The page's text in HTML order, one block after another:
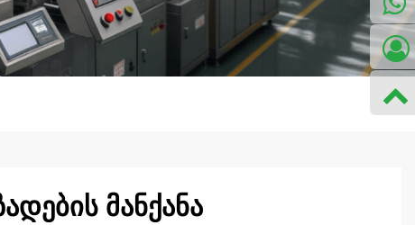
მანქანა